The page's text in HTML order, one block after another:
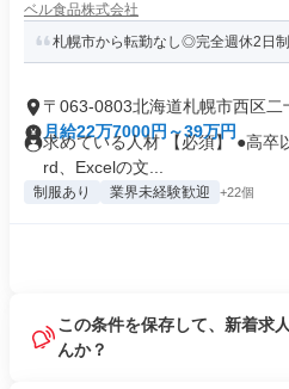
ベル食品株式会社
札幌市から転勤なし◎完全週休2日
〒063-0803北海道札幌市西区二
月給22万7000円～39万円
求めている人材 【必須】 ●高卒
rd、Excelの文...
制服あり 業界未経験歓迎 +22個
この条件を保存して、新着求
んか？